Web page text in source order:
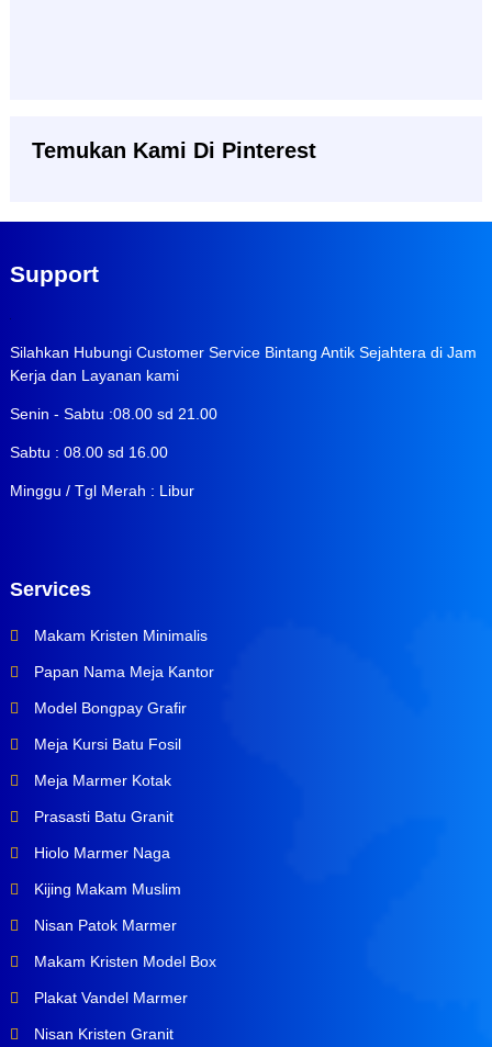
Temukan Kami Di Pinterest
Support
Silahkan Hubungi Customer Service Bintang Antik Sejahtera di Jam
Kerja dan Layanan kami
Senin - Sabtu :08.00 sd 21.00
Sabtu : 08.00 sd 16.00
Minggu / Tgl Merah : Libur
Services
Makam Kristen Minimalis
Papan Nama Meja Kantor
Model Bongpay Grafir
Meja Kursi Batu Fosil
Meja Marmer Kotak
Prasasti Batu Granit
Hiolo Marmer Naga
Kijing Makam Muslim
Nisan Patok Marmer
Makam Kristen Model Box
Plakat Vandel Marmer
Nisan Kristen Granit